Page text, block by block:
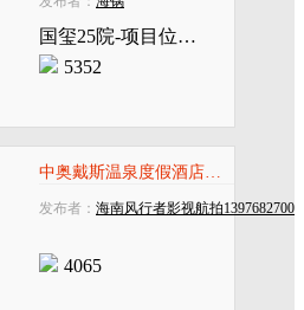
国玺25院-项目位于美丽的国家海岸海棠湾旅游度假区一号地，万达文华酒店内部。
5352
中奥戴斯温泉度假酒店中奥戴斯酒店
发布者： 海南风行者影视航拍13976827008
4065